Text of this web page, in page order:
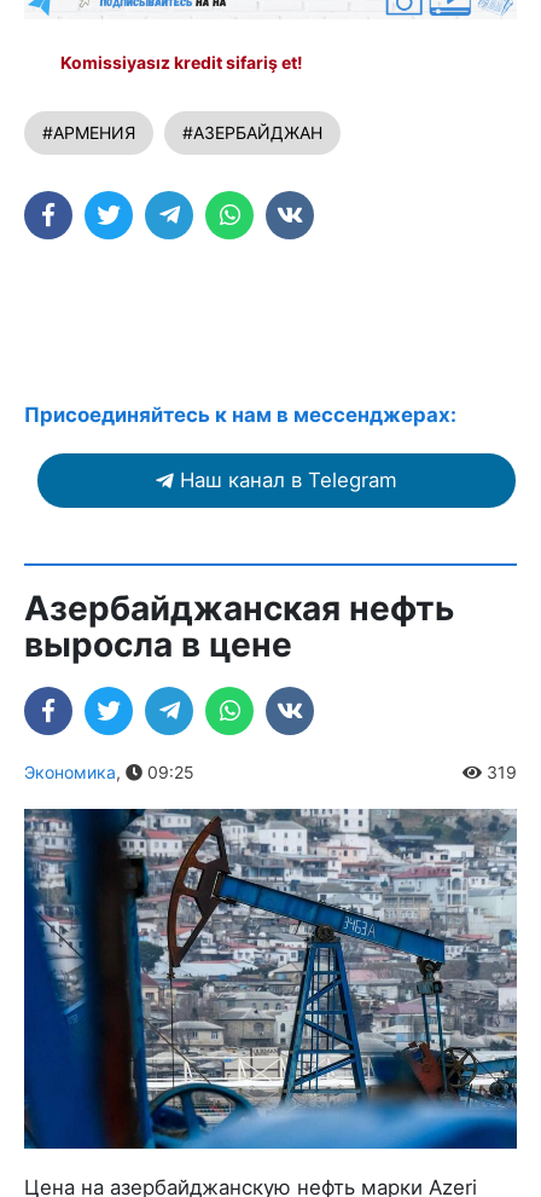
Komissiyasız kredit sifariş et!
#АРМЕНИЯ #АЗЕРБАЙДЖАН
Присоединяйтесь к нам в мессенджерах:
Наш канал в Telegram
Азербайджанская нефть
выросла в цене
Экономика, 09:25 319
Цена на азербайджанскую нефть марки Azeri